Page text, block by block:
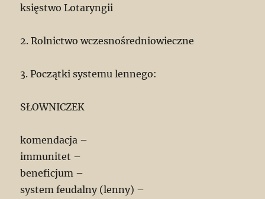
księstwo Lotaryngii
2. Rolnictwo wczesnośredniowieczne
3. Początki systemu lennego:
SŁOWNICZEK
komendacja –
immunitet –
beneficjum –
system feudalny (lenny) –